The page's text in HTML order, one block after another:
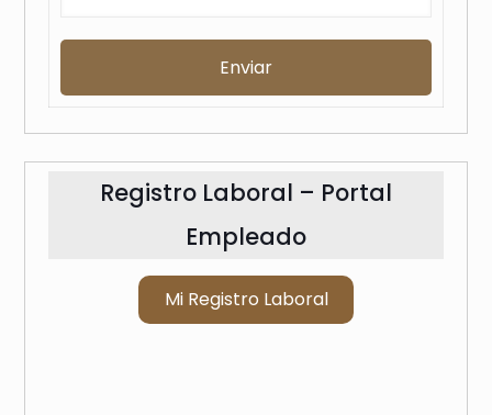
Registro Laboral – Portal
Empleado
Mi Registro Laboral